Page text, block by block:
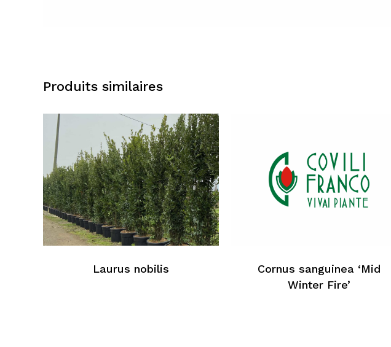
Produits similaires
Laurus nobilis
Cornus sanguinea ‘Mid
Winter Fire’